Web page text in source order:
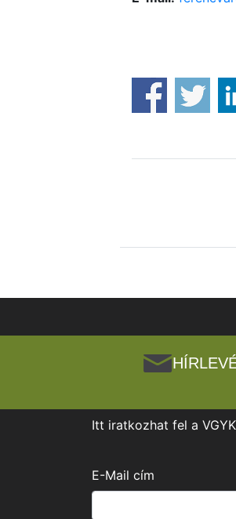
Itt iratkozhat fel a
E-Mail cím